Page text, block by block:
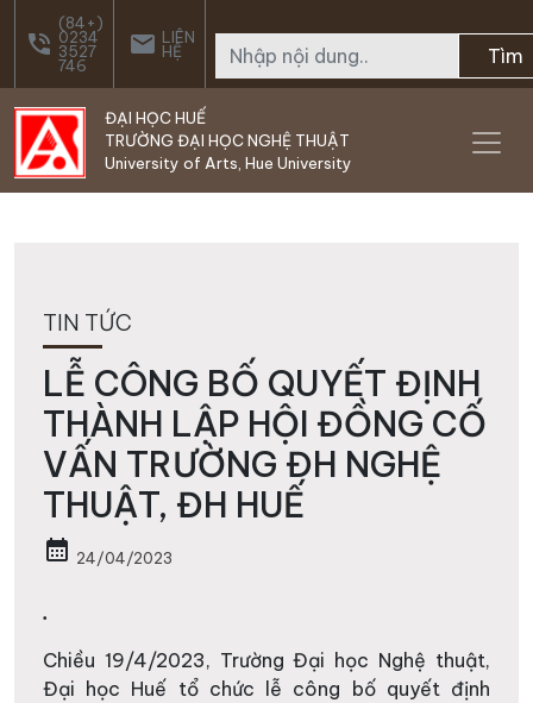
Skip to main content
phone_in_talk
(84+)
0234
3527
746
email LIÊN
HỆ Tìm
ĐẠI HỌC HUẾ
TRƯỜNG ĐẠI HỌC NGHỆ THUẬT
University of Arts, Hue University
TIN TỨC
LỄ CÔNG BỐ QUYẾT ĐỊNH
THÀNH LẬP HỘI ĐỒNG CỐ
VẤN TRƯỜNG ĐH NGHỆ
THUẬT, ĐH HUẾ
calendar_month 24/04/2023
.
Chiều 19/4/2023, Trường Đại học Nghệ thuật,
Đại học Huế tổ chức lễ công bố quyết định